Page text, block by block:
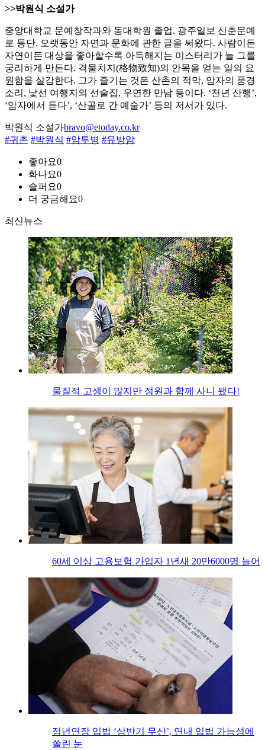
>>박원식 소설가
중앙대학교 문예창작과와 동대학원 졸업. 광주일보 신춘문예
로 등단. 오랫동안 자연과 문화에 관한 글을 써왔다. 사람이든
자연이든 대상을 좋아할수록 아득해지는 미스터리가 늘 그를
궁리하게 만든다. 격물치지(格物致知)의 안목을 얻는 일의 요
원함을 실감한다. 그가 즐기는 것은 산촌의 적막, 암자의 풍경
소리, 낯선 여행지의 선술집, 우연한 만남 등이다. ‘천년 산행’,
‘암자에서 듣다’, ‘산골로 간 예술가’ 등의 저서가 있다.
박원식 소설가bravo@etoday.co.kr
#귀촌 #박원식 #암투병 #유방암
좋아요0
화나요0
슬퍼요0
더 궁금해요0
최신뉴스
물질적 고생이 많지만 정원과 함께 사니 됐다!
60세 이상 고용보험 가입자 1년새 20만6000명 늘어
정년연장 입법 ‘상반기 무산’, 연내 입법 가능성에
쏠린 눈